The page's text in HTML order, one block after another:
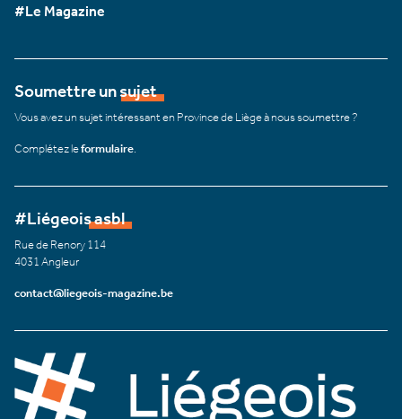
#Le Magazine
Soumettre un sujet
Vous avez un sujet intéressant en Province de Liège à nous soumettre ?
Complétez leformulaire
#Liégeois asbl
Rue de Renory 114
4031 Angleur
contact@liegeois-magazine.be